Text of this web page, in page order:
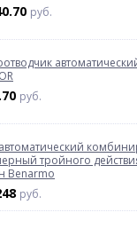
из которого
детали корпуса
среды
диаметр
руб.
руб.
тройного
Benarmo
руб.